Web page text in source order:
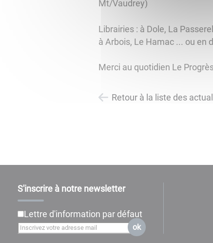
Mt/Vaudrey)
Librairies : à Dole, La
à Arbois, Le Hamac ... ou en
Merci au quotidien Le
Retour à la liste des
S'inscrire à notre newsletter
Lettre d'information par défaut
ok